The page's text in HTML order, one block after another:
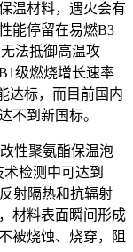
温材料，遇火会有
能停留在易燃B3
法抵御高温攻
级燃烧增长速率
达标，而目前国内
不到新国标。
性聚氨酯保温泡
检测中可达到
射隔热和抗辐射
材料表面瞬间形成
被烧蚀、烧穿，阻